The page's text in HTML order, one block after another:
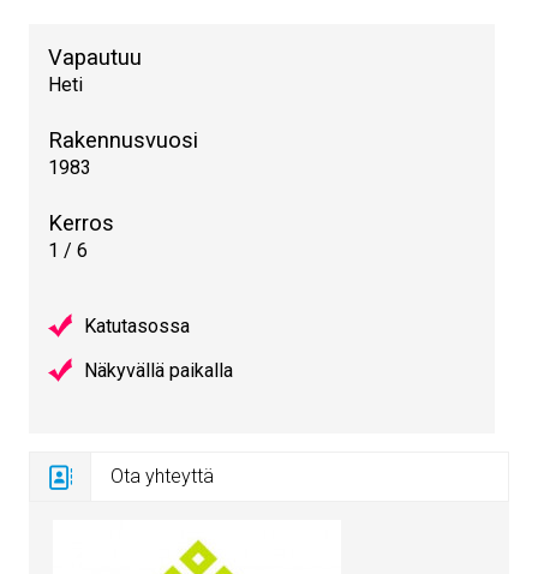
Vapautuu
Heti
Rakennusvuosi
1983
Kerros
1 / 6
Katutasossa
Näkyvällä paikalla
Ota yhteyttä